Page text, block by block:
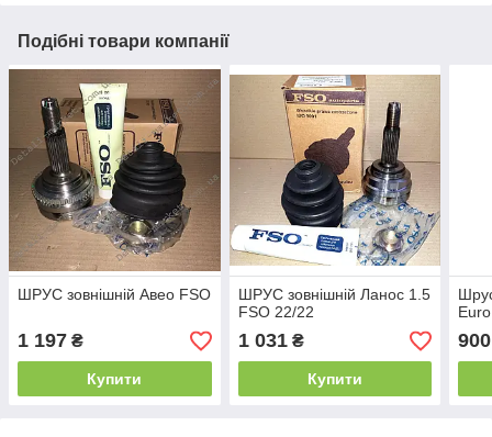
Подібні товари компанії
ШРУС зовнішній Авео FSO
1 197 ₴
Купити
ШРУС зовнішній Ланос 1.5
FSO 22/22
1 031₴
Купити
900